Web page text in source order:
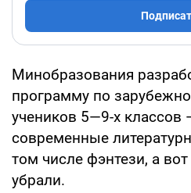
Минобразования
программу по
учеников 5—9-х классов
современные
том числе фэнтези, а вот
убрали.